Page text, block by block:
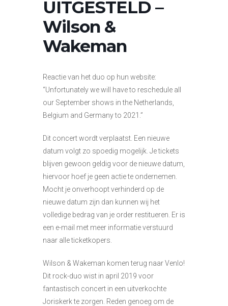
UITGESTELD –
Wilson &
Wakeman
Reactie van het duo op hun website:
“Unfortunately we will have to reschedule all
our September shows in the Netherlands,
Belgium and Germany to 2021.”
Dit concert wordt verplaatst. Een nieuwe
datum volgt zo spoedig mogelijk. Je tickets
blijven gewoon geldig voor de nieuwe datum,
hiervoor hoef je geen actie te ondernemen.
Mocht je onverhoopt verhinderd op de
nieuwe datum zijn dan kunnen wij het
volledige bedrag van je order restitueren. Er is
een e-mail met meer informatie verstuurd
naar alle ticketkopers.
Wilson & Wakeman komen terug naar Venlo!
Dit rock-duo wist in april 2019 voor
fantastisch concert in een uitverkochte
Joriskerk te zorgen. Reden genoeg om de